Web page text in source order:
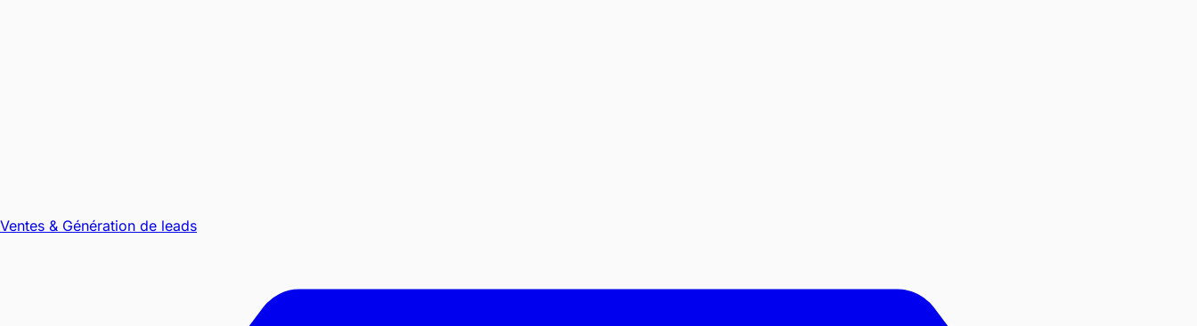
Ventes & Génération de leads